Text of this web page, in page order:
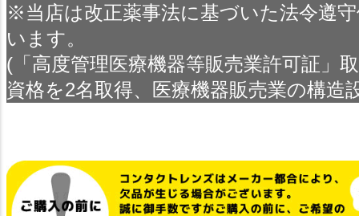
※当店は改正薬事法に基づいた法令遵
います。
(「高度管理医療機器等販売業許可証」
資格を2名取得、医療機器販売業の構造